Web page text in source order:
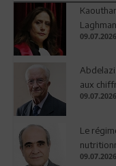
09.07.2026
aux
09.07.2026
Le
09.07.2026